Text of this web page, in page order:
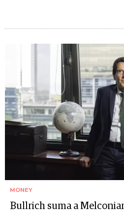
MONEY
Bullrich suma a